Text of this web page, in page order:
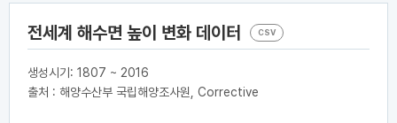
전세계 해수면 높이 변화 데이터 CSV
생성시기: 1807 ~ 2016
출처 : 해양수산부 국립해양조사원, Corrective